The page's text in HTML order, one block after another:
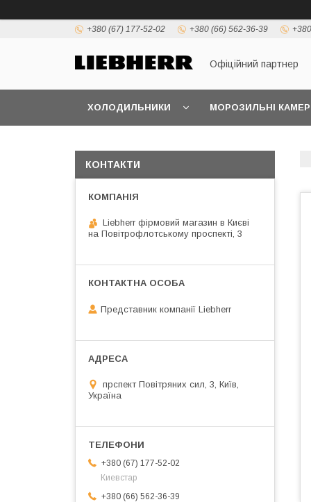
+380 (67) 177-52-02 +380 (66) 562-36-39
Офіційний партнер
ХОЛОДИЛЬНИКИ МОРОЗИЛЬНІ
КОНТАКТИ
Liebherr фірмовий магазин в Києві
на Повітрофлотському проспекті, 3
Представник компанії Liebherr
прспект Повітряних сил, 3, Київ,
Україна
+380 (67) 177-52-02
Киевстар
+380 (66) 562-36-39